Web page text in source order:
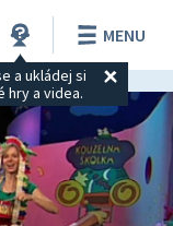
a ukládej si
hry a videa.
MENU